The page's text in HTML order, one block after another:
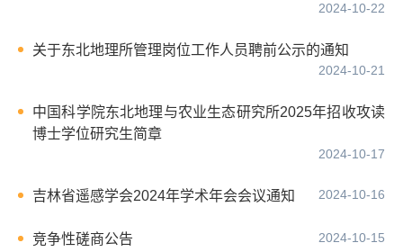
2024-10-22
关于东北地理所管理岗位工作人员聘前公示的通知
2024-10-21
中国科学院东北地理与农业生态研究所2025年招收攻读
博士学位研究生简章
2024-10-17
吉林省遥感学会2024年学术年会会议通知 2024-10-16
竞争性磋商公告 2024-10-15